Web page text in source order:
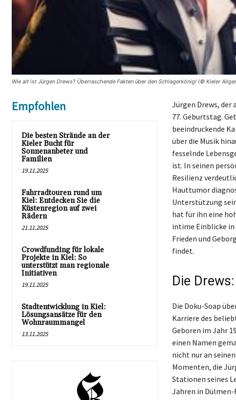
Wie alt ist Jürgen Drews? Überraschende Fakten über den Schlagerkönig! (© Kieler
Empfohlen
Die besten Strände an der
Kieler Bucht für
Sonnenanbeter und
Familien
19.11.2025
Fahrradtouren rund um
Kiel: Entdecken Sie die
Küstenregion auf zwei
Rädern
21.11.2025
Crowdfunding für lokale
Projekte in Kiel: So
unterstützt man regionale
Initiativen
19.11.2025
Stadtentwicklung in Kiel:
Lösungsansätze für den
Wohnraummangel
13.11.2025
Jürgen Drews,
77. Geburtstag.
beeindruckende
über die Musik
fesselnde
ist. In seinen
Resilienz
Hauttumor
Unterstützung
hat für ihn eine
intime Einblicke
Frieden und
findet.
Die
Die Doku-Soap
Karriere des
Geboren im Jahr
einen Namen
nicht nur an
Momenten, die
Stationen seines
Jahren in Dülmen-